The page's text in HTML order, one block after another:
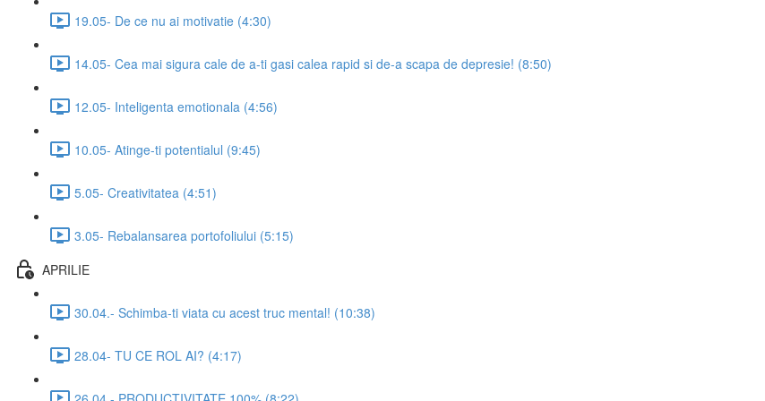
19.05- De ce nu ai motivatie (4:30)
14.05- Cea mai sigura cale de a-ti gasi calea rapid si de-a scapa de depresie! (8:50)
12.05- Inteligenta emotionala (4:56)
10.05- Atinge-ti potentialul (9:45)
5.05- Creativitatea (4:51)
3.05- Rebalansarea portofoliului (5:15)
APRILIE
30.04.- Schimba-ti viata cu acest truc mental! (10:38)
28.04- TU CE ROL AI? (4:17)